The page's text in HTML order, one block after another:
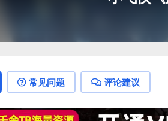
常见问题 评论建议